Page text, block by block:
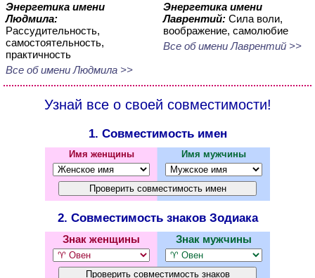
Энергетика имени
Людмила:
Рассудительность,
самостоятельность,
практичность
Все об имени Людмила >>
Энергетика имени
Лаврентий: Сила воли,
воображение, самолюбие
Все об имени Лаврентий >>
Узнай все о своей совместимости!
1. Совместимость имен
Имя женщины Имя мужчины
2. Совместимость знаков Зодиака
Знак женщины Знак мужчины